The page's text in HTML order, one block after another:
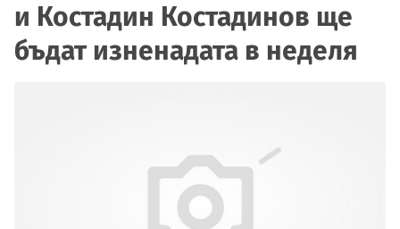
и Костадин Костадинов ще
бъдат изненадата в неделя